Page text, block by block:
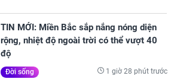
TIN MỚI: Miền Bắc sắp nắng nóng diện
rộng, nhiệt độ ngoài trời có thể vượt 40
độ
Đời sống 1 giờ 28 phút trước